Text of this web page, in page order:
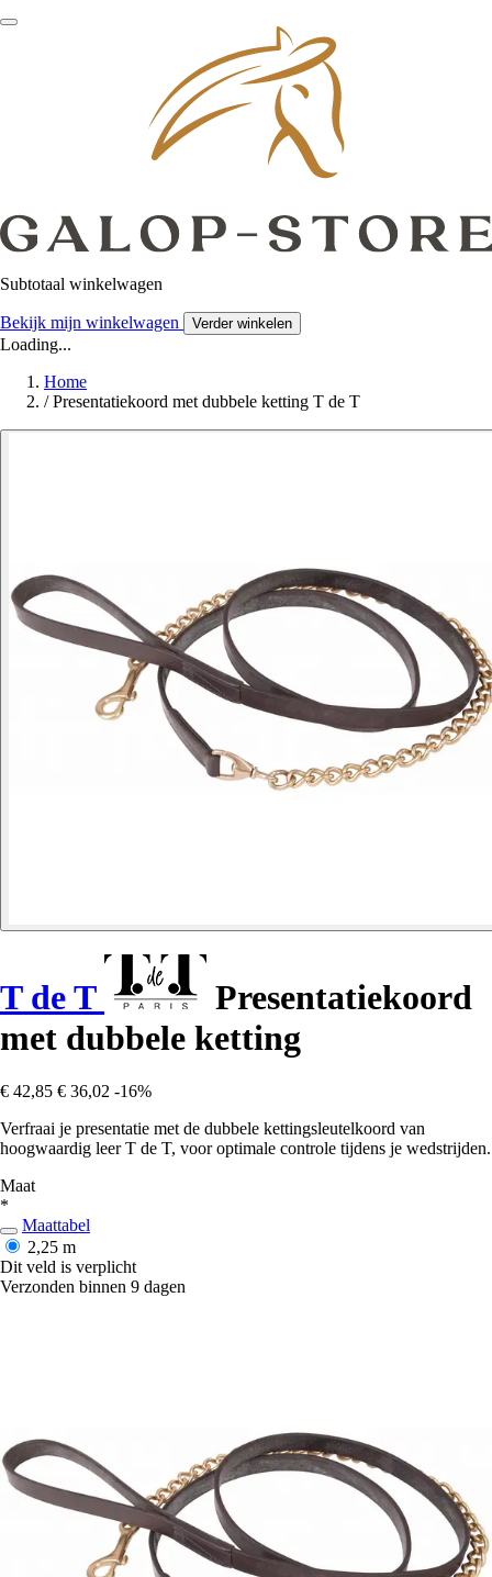
Subtotaal winkelwagen
Bekijk mijn winkelwagen Verder winkelen
Loading...
Home
/ Presentatiekoord met dubbele ketting T de T
T de T
Presentatiekoord
met dubbele ketting
€ 42,85 € 36,02 -16%
Verfraai je presentatie met de dubbele kettingsleutelkoord van
hoogwaardig leer T de T, voor optimale controle tijdens je wedstrijden.
Maat
*
Maattabel
2,25 m
Dit veld is verplicht
Verzonden binnen 9 dagen